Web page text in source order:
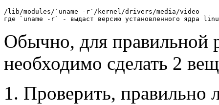
/lib/modules/`uname -r`/kernel/drivers/media/video
Обычно, для правильной
необходимо сделать 2
Проверить, правильно